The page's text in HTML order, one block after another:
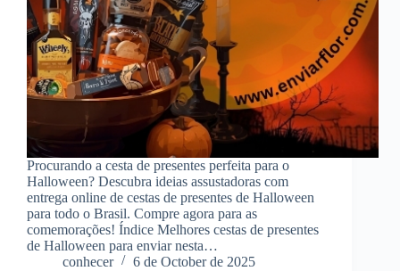
Procurando a cesta de presentes perfeita para o
Halloween? Descubra ideias assustadoras com
entrega online de cestas de presentes de Halloween
para todo o Brasil. Compre agora para as
comemorações! Índice Melhores cestas de presentes
de Halloween para enviar nesta…
conhecer
6 de October de 2025